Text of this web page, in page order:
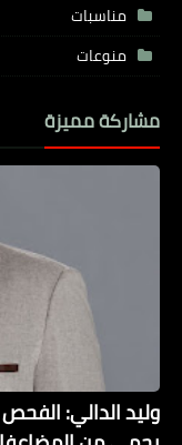
مناسبات
منوعات
مشاركة مميزة
وليد الدالي: